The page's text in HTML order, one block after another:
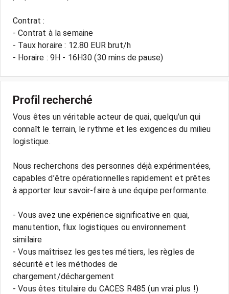
Contrat :
- Contrat à la semaine
- Taux horaire : 12.80 EUR brut/h
- Horaire : 9H - 16H30 (30 mins de pause)
Profil recherché
Vous êtes un véritable acteur de quai, quelqu’un qui
connaît le terrain, le rythme et les exigences du milieu
logistique.
Nous recherchons des personnes déjà expérimentées,
capables d’être opérationnelles rapidement et prêtes
à apporter leur savoir-faire à une équipe performante.
- Vous avez une expérience significative en quai,
manutention, flux logistiques ou environnement
similaire
- Vous maîtrisez les gestes métiers, les règles de
sécurité et les méthodes de
chargement/déchargement
- Vous êtes titulaire du CACES R485 (un vrai plus !)